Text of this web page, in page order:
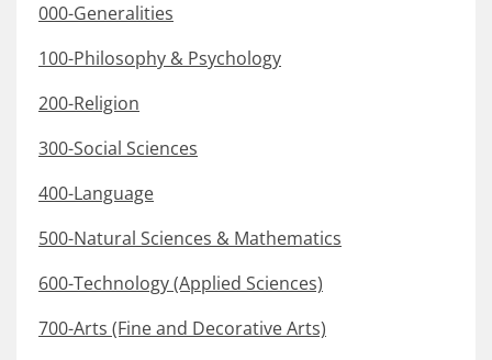
000-Generalities
100-Philosophy & Psychology
200-Religion
300-Social Sciences
400-Language
500-Natural Sciences & Mathematics
600-Technology (Applied Sciences)
700-Arts (Fine and Decorative Arts)